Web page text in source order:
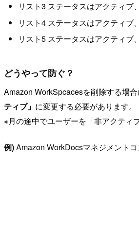
リスト3 ステータスはアクティ
リスト4 ステータスはアクティ
リスト5 ステータスはアクティ
どうやって防ぐ？
Amazon WorkSpcacesを削除する場
ティブ」 に変更する必要があります。
※月の途中でユーザーを「非アクティ
例)Amazon WorkDocsマネジメント